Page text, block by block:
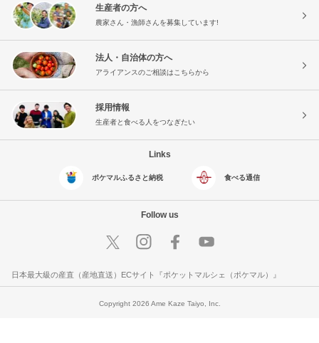
生産者の方へ
農家さん・漁師さんを募集しています!
法人・自治体の方へ
アライアンスのご相談はこちらから
採用情報
生産者と食べる人をつなぎたい
Links
ポケマルふるさと納税 食べる通信
Follow us
日本最大級の産直（産地直送）ECサイト『ポケットマルシェ（ポケマル）』
Copyright 2026 Ame Kaze Taiyo, Inc.